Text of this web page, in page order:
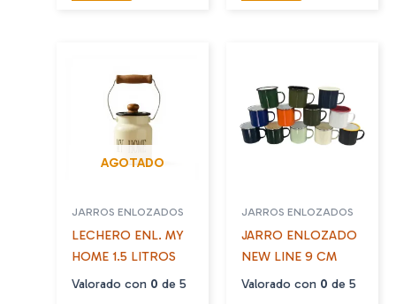
producto
Las
opciones
se
la
página
de
producto
producto
Las
opciones
se
la
página
de
producto
AGOTADO
JARROS ENLOZADOS
LECHERO ENL. MY
HOME 1.5 LITROS
Valorado con 0 de 5
JARROS ENLOZADOS
JARRO ENLOZADO
NEW LINE 9 CM
Valorado con 0 de 5